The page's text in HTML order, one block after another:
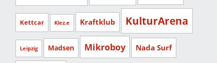
Kettcar Klez.e Kraftklub KulturArena
Leipzig Madsen Mikroboy Nada Surf